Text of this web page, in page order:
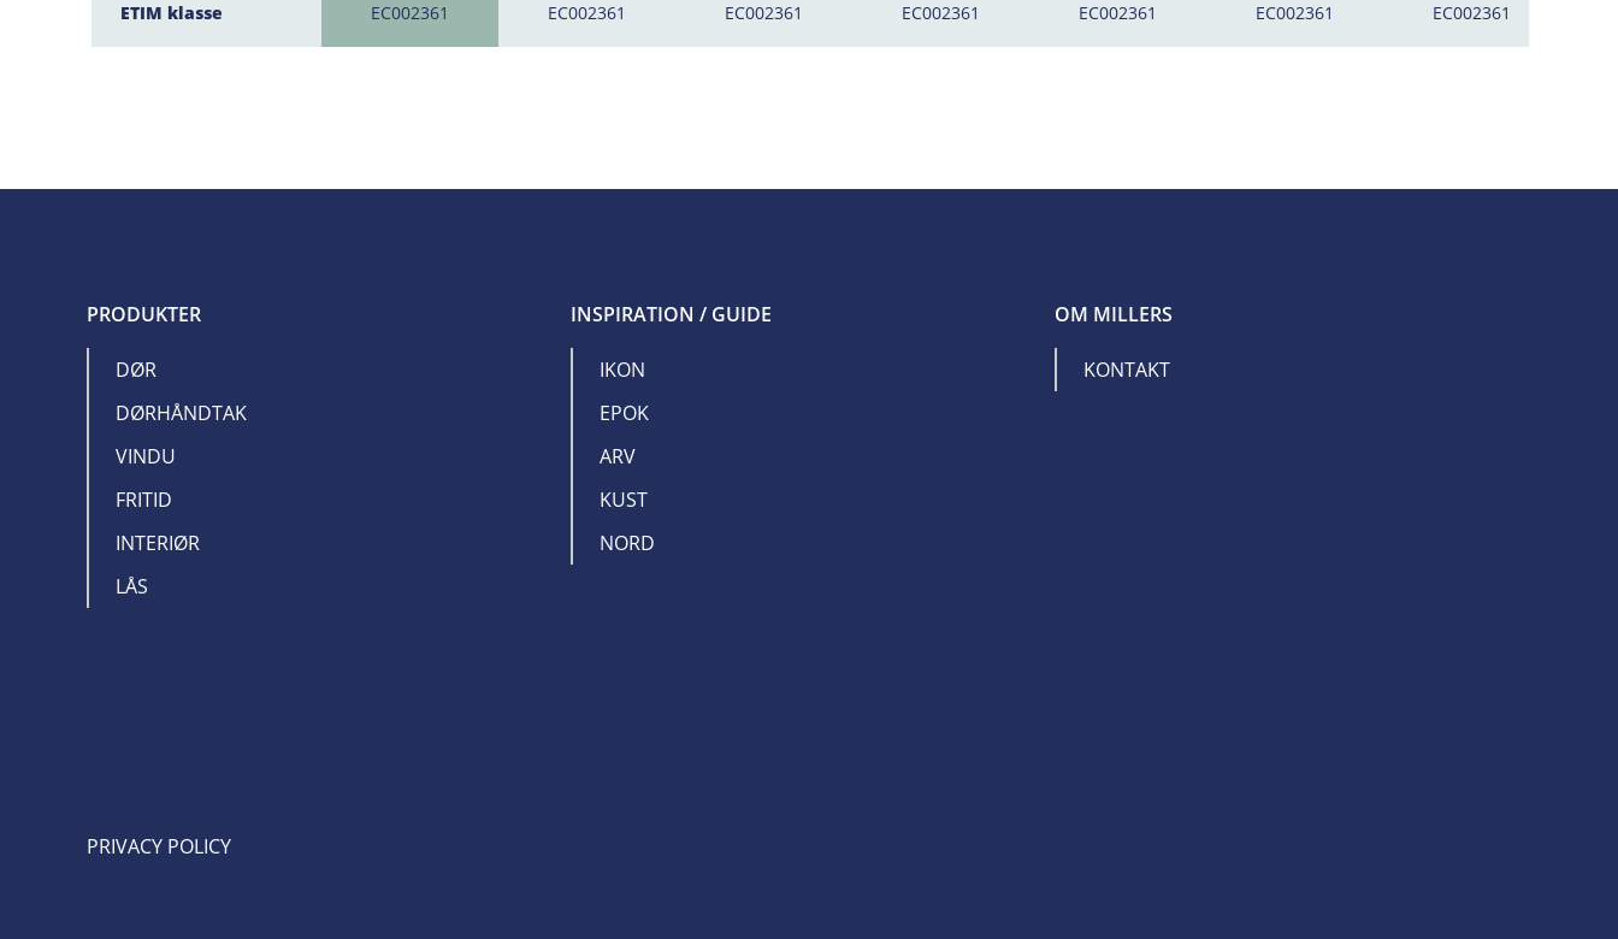
ETIM klasse EC002361 EC002361 EC002361 EC002361 EC002361 EC002361 EC002361
PRODUKTER
DØR
DØRHÅNDTAK
VINDU
FRITID
INTERIØR
LÅS
INSPIRATION / GUIDE
IKON
EPOK
ARV
KUST
NORD
OM MILLERS
KONTAKT
PRIVACY POLICY